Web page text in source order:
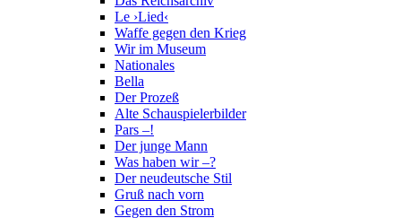
Le ›Lied‹
Waffe gegen den Krieg
Wir im Museum
Nationales
Bella
Der Prozeß
Alte Schauspielerbilder
Pars –!
Der junge Mann
Was haben wir –?
Der neudeutsche Stil
Gruß nach vorn
Gegen den Strom